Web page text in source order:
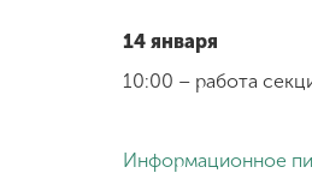
Сведения об
14 января
10:00 – работа
Информационное